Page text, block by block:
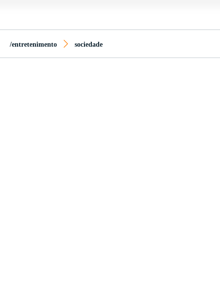
/entretenimento sociedade